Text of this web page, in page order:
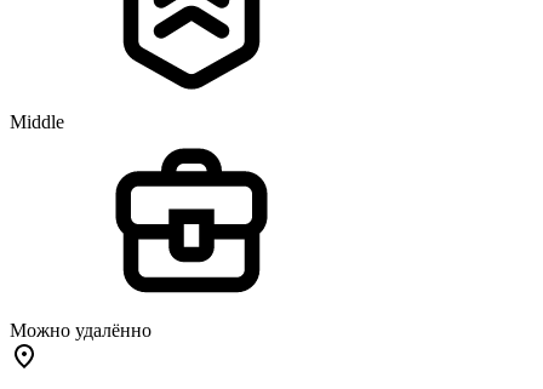
Middle
Можно удалённо